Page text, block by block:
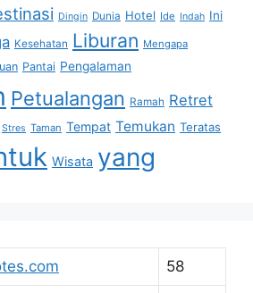
Dingin Dunia Hotel Ide Indah Ini
Kesehatan Liburan Mengapa
Pantai Pengalaman
Petualangan Ramah Retret
Stres Taman Tempat Temukan Teratas
Wisata yang
58